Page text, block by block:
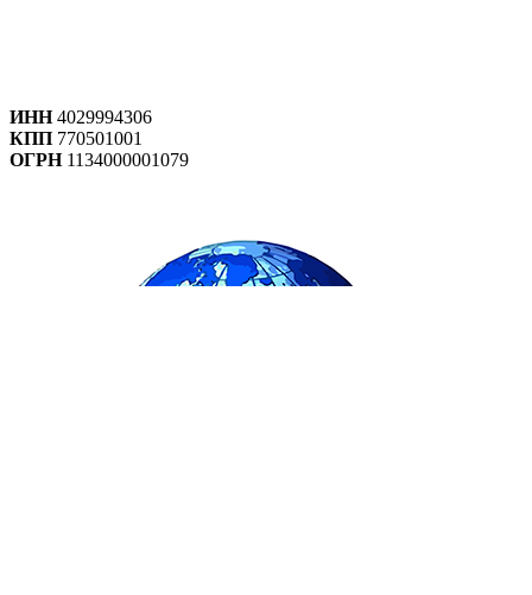
ИНН4029994306
КПП 770501001
ОГРН1134000001079